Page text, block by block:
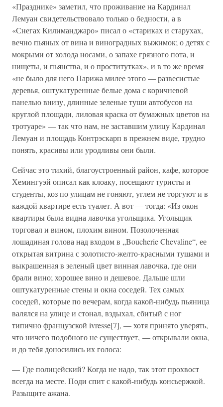
«Празднике» заметил, что проживание на Кардинал
Лемуан свидетельствовало только о бедности, а в
«Снегах Килиманджаро» писал о «стариках и старухах,
вечно пьяных от вина и виноградных выжимок; о детях с
мокрыми от холода носами, о запахе грязного пота, и
нищеты, и пьянства, и о проститутках», и в то же время
«не было для него Парижа милее этого — развесистые
деревья, оштукатуренные белые дома с коричневой
панелью внизу, длинные зеленые туши автобусов на
круглой площади, лиловая краска от бумажных цветов на
тротуаре» — так что нам, не заставшим улицу Кардинал
Лемуан и площадь Контрэскарп в прежнем виде, трудно
понять, красивы или уродливы они были.
Сейчас это тихий, благоустроенный район, кафе, которое
Хемингуэй описал как клоаку, посещают туристы и
студенты, коз по улицам не гоняют, углем не торгуют и в
каждой квартире есть туалет. А вот — тогда: «Из окон
квартиры была видна лавочка угольщика. Угольщик
торговал и вином, плохим вином. Позолоченная
лошадиная голова над входом в „Boucherie Chevaline“, ее
открытая витрина с золотисто-желто-красными тушами и
выкрашенная в зеленый цвет винная лавочка, где они
брали вино; хорошее вино и дешевое. Дальше шли
оштукатуренные стены и окна соседей. Тех самых
соседей, которые по вечерам, когда какой-нибудь пьяница
валялся на улице и стонал, вздыхал, сбитый с ног
типично французской ivresse[7], — хотя принято уверять,
что ничего подобного не существует, — открывали окна,
и до тебя доносились их голоса:
— Где полицейский? Когда не надо, так этот прохвост
всегда на месте. Поди спит с какой-нибудь консьержкой.
Разыщите ажана.